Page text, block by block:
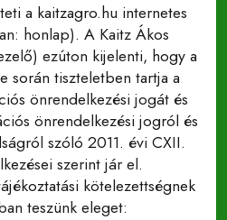
a kaitzagro.hu internetes
honlap). A Kaitz Ákos
ezúton kijelenti, hogy a
során tiszteletben tartja a
önrendelkezési jogát és
önrendelkezési jogról és
szóló 2011. évi CXII.
szerint jár el.
kötelezettségnek
teszünk eleget: